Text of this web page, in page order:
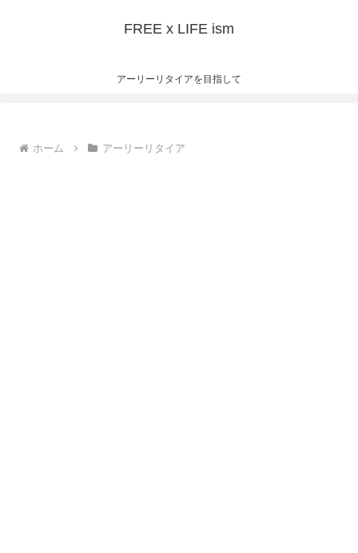
FREE x LIFE ism
アーリーリタイアを目指して
ホーム アーリーリタイア